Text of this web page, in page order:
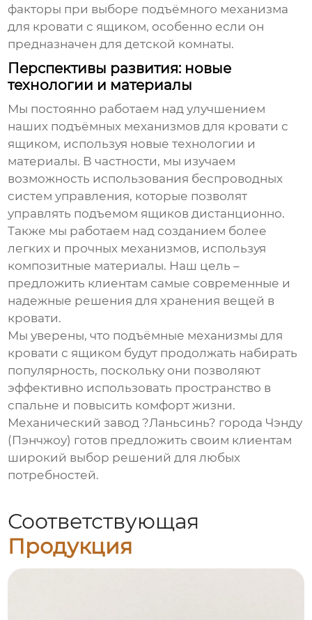
факторы при выборе подъёмного механизма
для кровати с ящиком, особенно если он
предназначен для детской комнаты.
Перспективы развития: новые
технологии и материалы
Мы постоянно работаем над улучшением
наших подъёмных механизмов для кровати с
ящиком, используя новые технологии и
материалы. В частности, мы изучаем
возможность использования беспроводных
систем управления, которые позволят
управлять подъемом ящиков дистанционно.
Также мы работаем над созданием более
легких и прочных механизмов, используя
композитные материалы. Наш цель –
предложить клиентам самые современные и
надежные решения для хранения вещей в
кровати.
Мы уверены, что подъёмные механизмы для
кровати с ящиком будут продолжать набирать
популярность, поскольку они позволяют
эффективно использовать пространство в
спальне и повысить комфорт жизни.
Механический завод ?Ланьсинь? города Чэнду
(Пэнчжоу) готов предложить своим клиентам
широкий выбор решений для любых
потребностей.
Соответствующая
Продукция